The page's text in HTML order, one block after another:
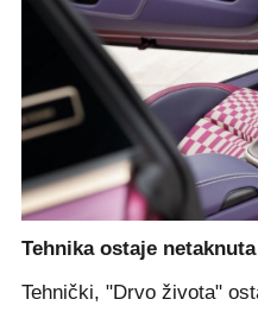
Tehnika ostaje netaknuta
Tehnički, "Drvo života"